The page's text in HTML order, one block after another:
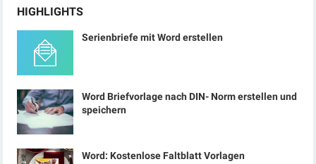
HIGHLIGHTS
Serienbriefe mit Word erstellen
Word Briefvorlage nach DIN- Norm erstellen und
speichern
Word: Kostenlose Faltblatt Vorlagen